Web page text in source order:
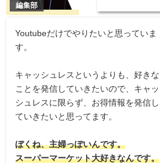
Youtubeだけでやりたいと思っていま
す。
キャッシュレスというよりも、好きな
ことを発信していきたいので、キャッ
シュレスに限らず、お得情報を発信し
ていきたいと思ってます。
ぼくね、主婦っぽいんです。
スーパーマーケット大好きなんです。